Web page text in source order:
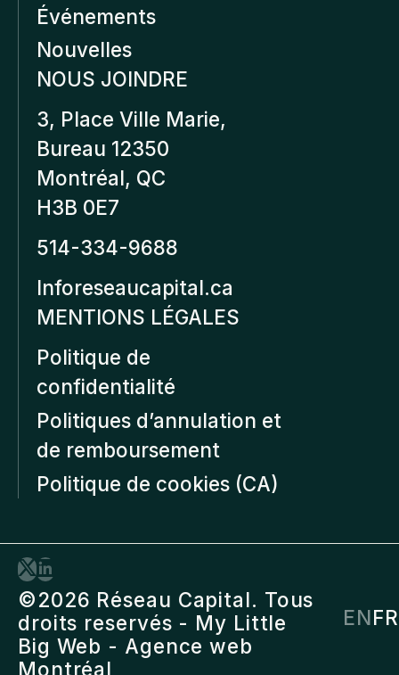
Événements
Nouvelles
NOUS JOINDRE
3, Place Ville Marie,
Bureau 12350
Montréal, QC
H3B 0E7
514-334-9688
Inforeseaucapital.ca
MENTIONS LÉGALES
Politique de
confidentialité
Politiques d’annulation et
de remboursement
Politique de cookies (CA)
©2026 Réseau Capital. Tous
droits reservés - My Little
Big Web - Agence web
Montréal
ENFR